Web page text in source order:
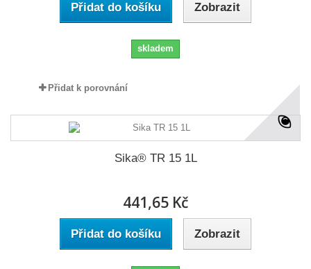
Přidat do košíku Zobrazit
skladem
Přidat k porovnání
Sika® TR 15 1L
441,65 Kč
Přidat do košíku Zobrazit